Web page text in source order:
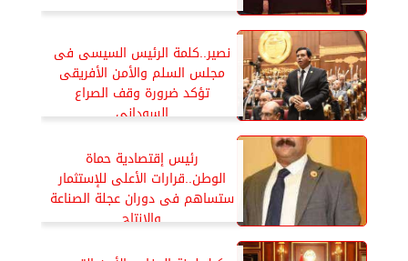
نصير..كلمة الرئيس السيسى فى
مجلس السلم والأمن الأفريقى
تؤكد ضرورة وقف الصراع
السودانى
رئيس إقتصادية حماة
الوطن..قرارات الأعلى للإستثمار
ستساهم فى دوران عجلة الصناعة
والإنتاج